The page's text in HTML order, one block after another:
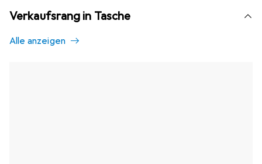
Verkaufsrang in Tasche
Alle anzeigen